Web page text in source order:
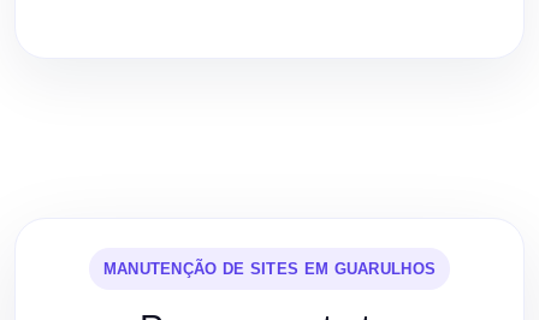
MANUTENÇÃO DE SITES EM GUARULHOS